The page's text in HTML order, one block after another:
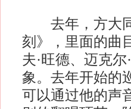
去年，方大同
刻》，里面的曲
夫·旺德、迈克
象。去年开始的
可以通过他的声